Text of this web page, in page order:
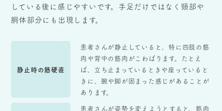
している後に感じやすいです。手足だけではなく頸部や
胴体部分にも出現します。
静止時の筋硬直
患者さんが静止していると、特に四肢の筋
肉や背中の筋肉がこわばります。たとえ
ば、立ち止まっているときや座っていると
きに、腕や脚が固まった感じがあることが
あります。
患者さんが姿勢を変えようとすると、筋肉